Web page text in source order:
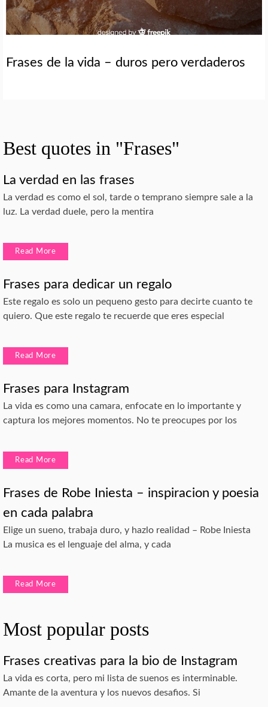
Frases de la vida – duros pero verdaderos
Best quotes in "Frases"
La verdad en las frases
La verdad es como el sol, tarde o temprano siempre sale a la
luz. La verdad duele, pero la mentira
Read More
Frases para dedicar un regalo
Este regalo es solo un pequeno gesto para decirte cuanto te
quiero. Que este regalo te recuerde que eres especial
Read More
Frases para Instagram
La vida es como una camara, enfocate en lo importante y
captura los mejores momentos. No te preocupes por los
Read More
Frases de Robe Iniesta – inspiracion y poesia
en cada palabra
Elige un sueno, trabaja duro, y hazlo realidad – Robe Iniesta
La musica es el lenguaje del alma, y cada
Read More
Most popular posts
Frases creativas para la bio de Instagram
La vida es corta, pero mi lista de suenos es interminable.
Amante de la aventura y los nuevos desafios. Si